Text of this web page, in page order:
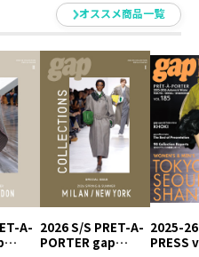
オススメ商品一覧
A- 2026 S/S PRET-A-
PORTER gap
2025-
PRESS